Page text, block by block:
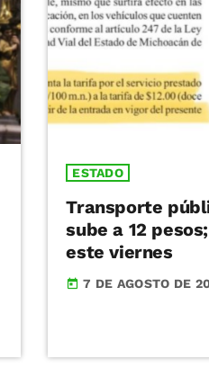
ESTADO
Transporte
sube a 12
este viernes
today 7 DE AGOSTO DE